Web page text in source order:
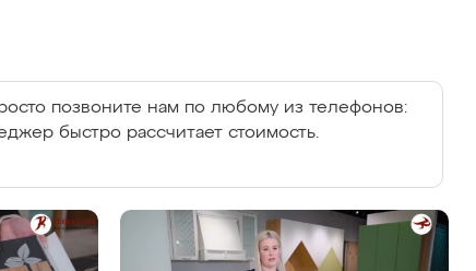
позвоните нам по любому из телефонов:
быстро рассчитает стоимость.